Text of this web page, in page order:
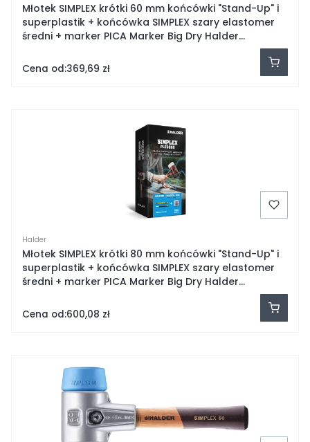
Młotek SIMPLEX krótki 60 mm końcówki "Stand-Up" i
superplastik + końcówka SIMPLEX szary elastomer
średni + marker PICA Marker Big Dry Halder
Cena od:369,69 zł
Halder
Młotek SIMPLEX krótki 80 mm końcówki "Stand-Up" i
superplastik + końcówka SIMPLEX szary elastomer
średni + marker PICA Marker Big Dry Halder
Cena od:600,08 zł